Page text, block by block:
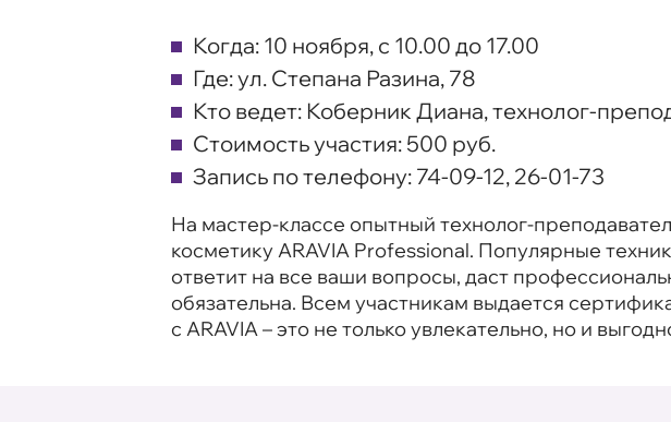
Когда: 10 ноября, с 10.00 до 17.00
Где:ул. Степана Разина, 78
Кто ведет: Коберник Диана, технолог-
Стоимость участия: 500 руб.
Запись по телефону: 74-09-12, 26-01-73
На мастер-классе опытный технолог-
косметику ARAVIA Professional. Популярные
ответит на все ваши вопросы, даст
обязательна. Всем участникам выдается
с ARAVIA – это не только увлекательно, но и